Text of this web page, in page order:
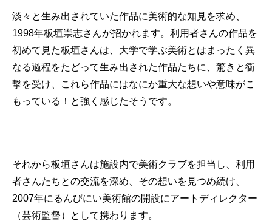
淡々と生み出されていた作品に美術的な知見を求め、
1998年板垣崇志さんが招かれます。利用者さんの作品を
初めて見た板垣さんは、大学で学ぶ美術とはまったく異
なる過程をたどって生み出された作品たちに、驚きと衝
撃を受け、これら作品にはなにか重大な想いや意味がこ
もっている！と強く感じたそうです。
それから板垣さんは施設内で美術クラブを担当し、利用
者さんたちとの交流を深め、その想いを見つめ続け、
2007年にるんびにい美術館の開設にアートディレクター
（芸術監督）として携わります。